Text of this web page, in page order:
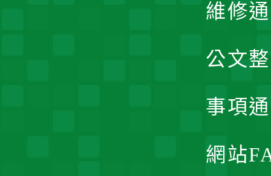
維修
公文
事項
網站